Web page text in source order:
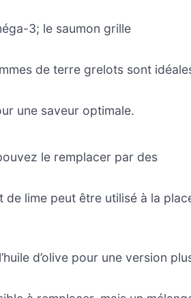
3; le saumon grille
de terre grelots sont
une saveur optimale.
le remplacer par des
de lime peut être utilisé à la
d’olive pour une version